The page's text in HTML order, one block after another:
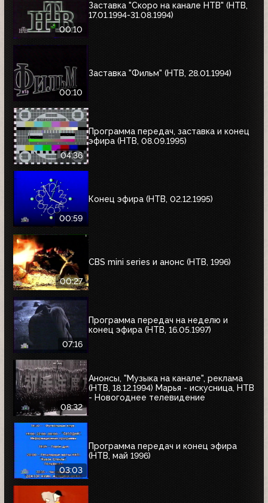
00:10
Заставка "Скоро на канале НТВ" (НТВ,
17.01.1994-31.08.1994)
00:10
Заставка "Фильм" (НТВ, 28.01.1994)
04:36
Программа передач, заставка и конец
эфира (НТВ, 08.09.1995)
00:59
Конец эфира (НТВ, 02.12.1995)
00:27
CBS mini series и анонс (НТВ, 1996)
07:16
Программа передач на неделю и
конец эфира (НТВ, 16.05.1997)
08:32
Анонсы, "Музыка на канале", реклама
(НТВ, 18.12.1994) Марья - искусница, НТВ
- Новогоднее телевидение
03:03
Программа передач и конец эфира
(НТВ, май 1996)